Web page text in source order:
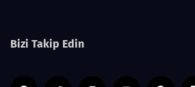
Bizi Takip Edin